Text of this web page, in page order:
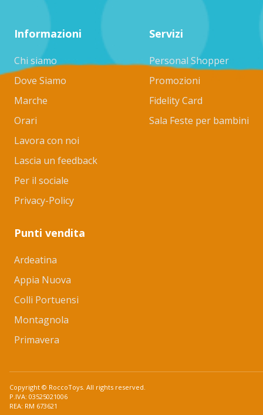
Informazioni
Chi siamo
Dove Siamo
Marche
Orari
Lavora con noi
Lascia un feedback
Per il sociale
Privacy-Policy
Servizi
Personal Shopper
Promozioni
Fidelity Card
Sala Feste per bambini
Punti vendita
Ardeatina
Appia Nuova
Colli Portuensi
Montagnola
Primavera
Copyright © RoccoToys. All rights reserved.
P.IVA: 03525021006
REA: RM 673621